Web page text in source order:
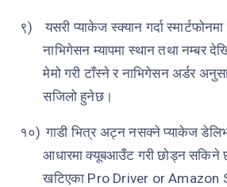
९)
यसरी प्याकेज स्क्यान गर्दा
नाभिगेसन म्यापमा स्थान तथा नम्बर
मेमो गरी टाँस्ने र नाभिगेसन अर्डर
सजिलो हुनेछ।
१०) गाडी भित्र अट्न नसक्ने प्याकेज
आधारमा क्यूबआउँट गरी छोड्न सकिने
खटिएका Pro Driver or